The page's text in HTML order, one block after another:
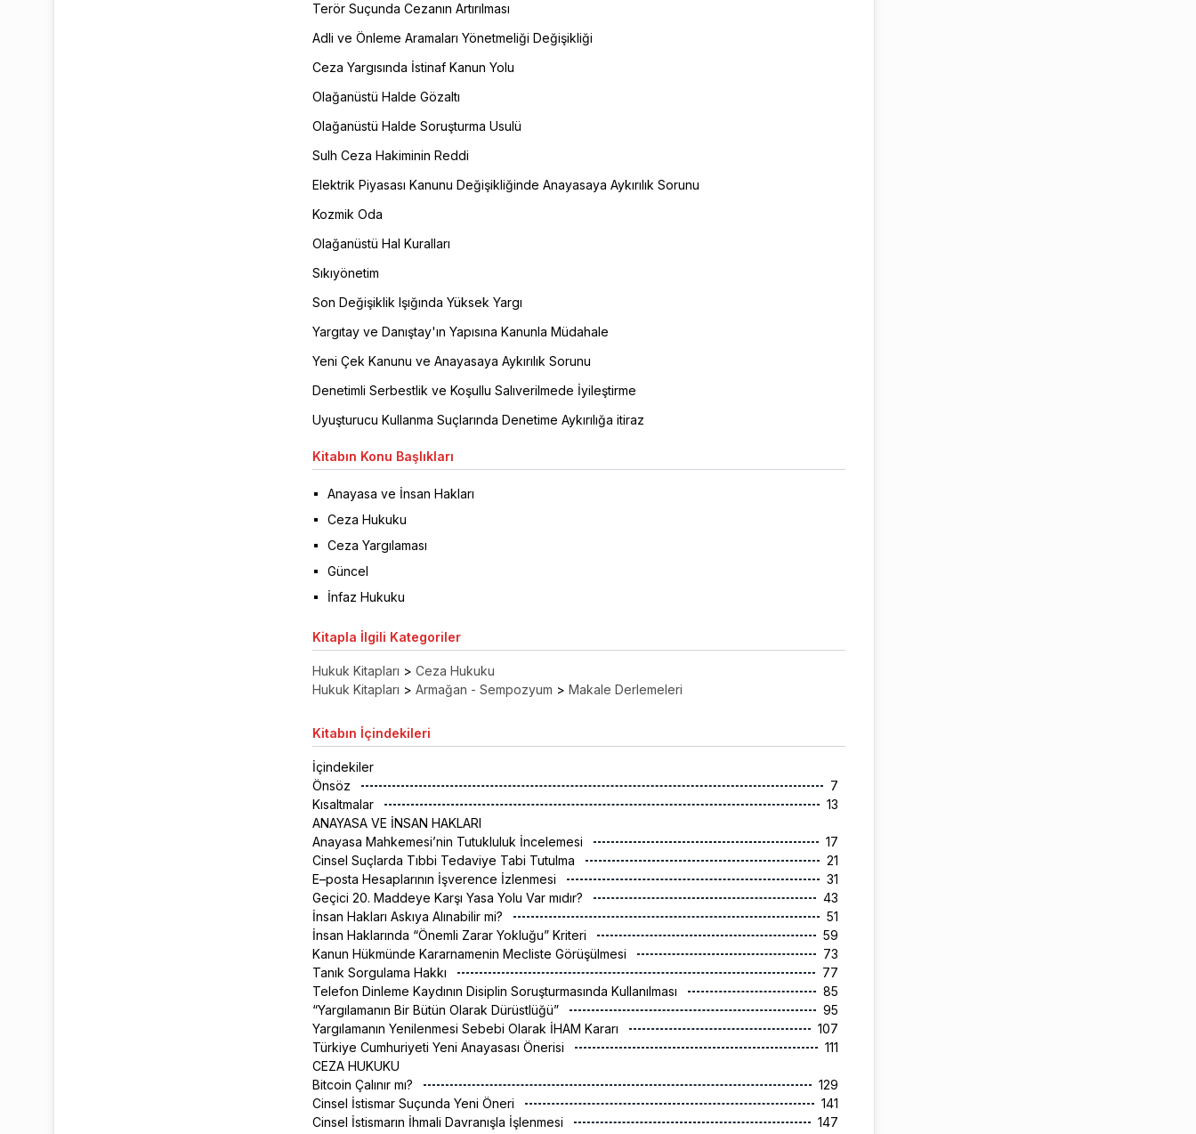
Terör Suçunda Cezanın Artırılması
Adli ve Önleme Aramaları Yönetmeliği Değişikliği
Ceza Yargısında İstinaf Kanun Yolu
Olağanüstü Halde Gözaltı
Olağanüstü Halde Soruşturma Usulü
Sulh Ceza Hakiminin Reddi
Elektrik Piyasası Kanunu Değişikliğinde Anayasaya Aykırılık Sorunu
Kozmik Oda
Olağanüstü Hal Kuralları
Sıkıyönetim
Son Değişiklik Işığında Yüksek Yargı
Yargıtay ve Danıştay'ın Yapısına Kanunla Müdahale
Yeni Çek Kanunu ve Anayasaya Aykırılık Sorunu
Denetimli Serbestlik ve Koşullu Salıverilmede İyileştirme
Uyuşturucu Kullanma Suçlarında Denetime Aykırılığa itiraz
Kitabın Konu Başlıkları
Anayasa ve İnsan Hakları
Ceza Hukuku
Ceza Yargılaması
Güncel
İnfaz Hukuku
Kitapla İlgili Kategoriler
Hukuk Kitapları > Ceza Hukuku
Hukuk Kitapları > Armağan - Sempozyum > Makale Derlemeleri
Kitabın İçindekileri
İçindekiler
Önsöz
7
Kısaltmalar
13
ANAYASA VE İNSAN HAKLARI
Anayasa Mahkemesi’nin Tutukluluk İncelemesi
17
Cinsel Suçlarda Tıbbi Tedaviye Tabi Tutulma
21
E–posta Hesaplarının İşverence İzlenmesi
31
Geçici 20. Maddeye Karşı Yasa Yolu Var mıdır?
43
İnsan Hakları Askıya Alınabilir mi?
51
İnsan Haklarında “Önemli Zarar Yokluğu” Kriteri
59
Kanun Hükmünde Kararnamenin Mecliste Görüşülmesi
73
Tanık Sorgulama Hakkı
77
Telefon Dinleme Kaydının Disiplin Soruşturmasında Kullanılması
85
“Yargılamanın Bir Bütün Olarak Dürüstlüğü”
95
Yargılamanın Yenilenmesi Sebebi Olarak İHAM Kararı
107
Türkiye Cumhuriyeti Yeni Anayasası Önerisi
111
CEZA HUKUKU
Bitcoin Çalınır mı?
129
Cinsel İstismar Suçunda Yeni Öneri
141
Cinsel İstismarın İhmali Davranışla İşlenmesi
147